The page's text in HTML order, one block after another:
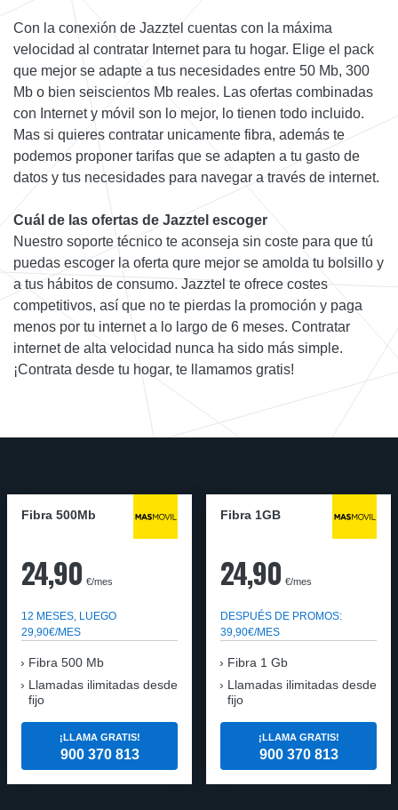
Con la conexión de Jazztel cuentas con la máxima
velocidad al contratar Internet para tu hogar. Elige el pack
que mejor se adapte a tus necesidades entre 50 Mb, 300
Mb o bien seiscientos Mb reales. Las ofertas combinadas
con Internet y móvil son lo mejor, lo tienen todo incluido.
Mas si quieres contratar unicamente fibra, además te
podemos proponer tarifas que se adapten a tu gasto de
datos y tus necesidades para navegar a través de internet.
Cuál de las ofertas de Jazztel escoger
Nuestro soporte técnico te aconseja sin coste para que tú
puedas escoger la oferta qure mejor se amolda tu bolsillo y
a tus hábitos de consumo. Jazztel te ofrece costes
competitivos, así que no te pierdas la promoción y paga
menos por tu internet a lo largo de 6 meses. Contratar
internet de alta velocidad nunca ha sido más simple.
¡Contrata desde tu hogar, te llamamos gratis!
Fibra 500Mb
24,90 €/mes
12 MESES, LUEGO
29,90€/MES
Fibra 500 Mb
Llamadas ilimitadas desde
fijo
¡LLAMA GRATIS!
900 370 813
Fibra 1GB
24,90 €/mes
DESPUÉS DE PROMOS:
39,90€/MES
Fibra 1 Gb
Llamadas ilimitadas desde
fijo
¡LLAMA GRATIS!
900 370 813